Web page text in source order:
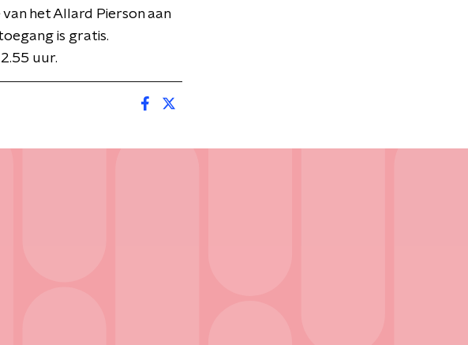
het Allard Pierson aan
is gratis.
uur.